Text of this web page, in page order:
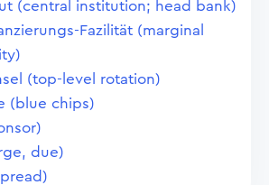
(central institution; head bank)
Fazilität (marginal
(top-level rotation)
(blue chips)
due)